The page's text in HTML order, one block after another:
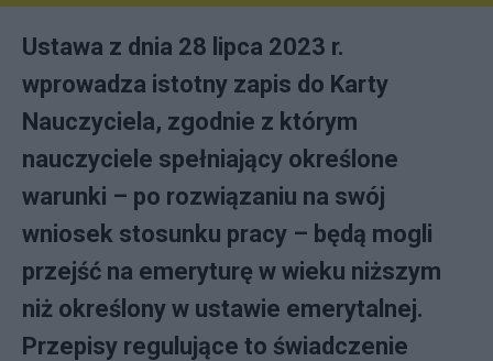
Ustawa z dnia 28 lipca 2023 r.
wprowadza istotny zapis do Karty
Nauczyciela, zgodnie z którym
nauczyciele spełniający określone
warunki – po rozwiązaniu na swój
wniosek stosunku pracy – będą mogli
przejść na emeryturę w wieku niższym
niż określony w ustawie emerytalnej.
Przepisy regulujące to świadczenie